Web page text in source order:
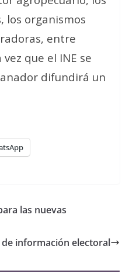
los organismos
entre
que el INE se
difundirá un
las nuevas
de información electoral